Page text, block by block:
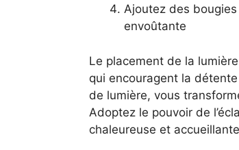
Ajoutez des
envoûtante
Le placement de la
qui encouragent la
de lumière, vous
Adoptez le pouvoir de
chaleureuse et